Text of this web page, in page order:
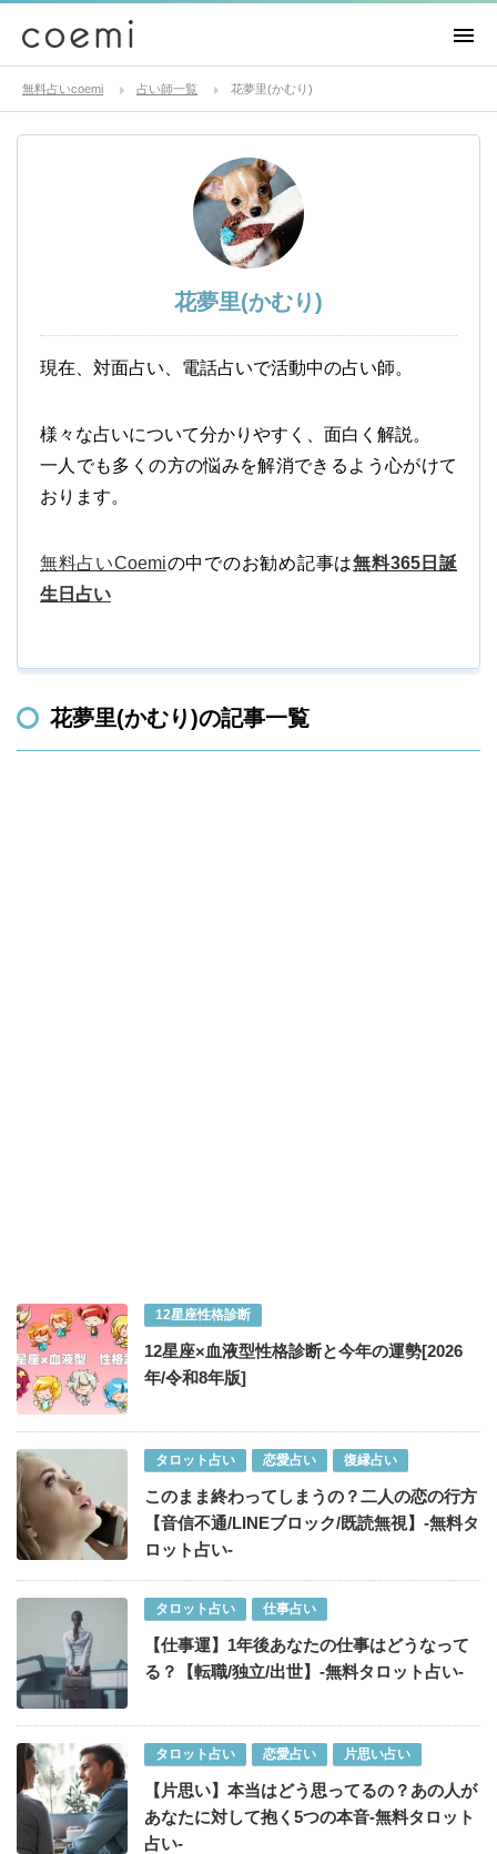
無料占いcoemi 占い師一覧 花夢里(かむり)
花夢里(かむり)
現在、対面占い、電話占いで活動中の占い師。
様々な占いについて分かりやすく、面白く解説。
一人でも多くの方の悩みを解消できるよう心がけて
おります。
無料占いCoemiの中でのお勧め記事は無料365日誕
生日占い
花夢里(かむり)の記事一覧
12星座性格診断
12星座×血液型性格診断と今年の運勢[2026
年/令和8年版]
タロット占い 恋愛占い 復縁占い
このまま終わってしまうの？二人の恋の行方
【音信不通/LINEブロック/既読無視】-無料タ
ロット占い-
タロット占い 仕事占い
【仕事運】1年後あなたの仕事はどうなって
る？【転職/独立/出世】-無料タロット占い-
タロット占い 恋愛占い 片思い占い
【片思い】本当はどう思ってるの？あの人が
あなたに対して抱く5つの本音-無料タロット
占い-